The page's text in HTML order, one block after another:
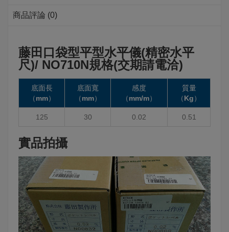
商品評論 (0)
藤田口袋型平型水平儀(精密水平
尺)/ NO710N規格(交期請電洽)
底面長
（mm）
底面寬
（mm）
感度
（mm/m）
質量
（Kg）
125 30 0.02 0.51
實品拍攝